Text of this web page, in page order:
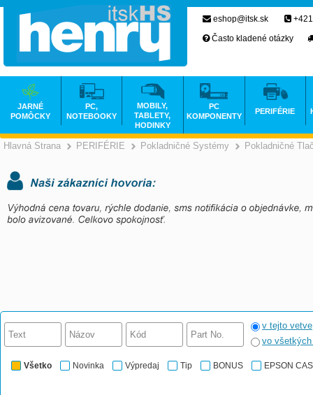
Hlavná Strana >
PERIFÉRIE >
Pokladničné Systémy Pokladničné
v tejto vetve
vo
Všetko Novinka Výpredaj Tip BONUS EPSON
eshop@itsk.sk
Často kladené otázky
JARNÉ
POMÔCKY
PC,
NOTEBOOKY
MOBILY,
TABLETY,
HODINKY
PC
KOMPONENTY
PERIFÉRIE